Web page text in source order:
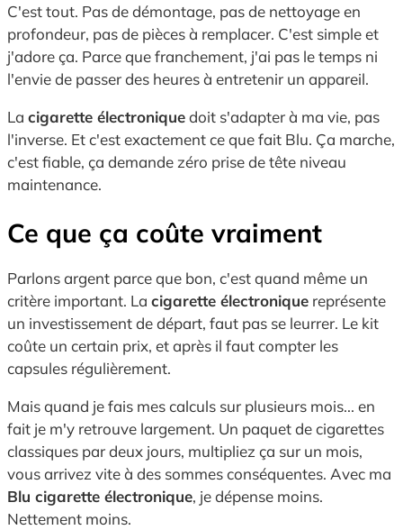
C'est tout. Pas de démontage, pas de nettoyage en
profondeur, pas de pièces à remplacer. C'est simple et
j'adore ça. Parce que franchement, j'ai pas le temps ni
l'envie de passer des heures à entretenir un appareil.
La cigarette électroniquedoit s'adapter à ma vie, pas
l'inverse. Et c'est exactement ce que fait Blu. Ça marche,
c'est fiable, ça demande zéro prise de tête niveau
maintenance.
Ce que ça coûte vraiment
Parlons argent parce que bon, c'est quand même un
critère important. La cigarette électronique représente
un investissement de départ, faut pas se leurrer. Le kit
coûte un certain prix, et après il faut compter les
capsules régulièrement.
Mais quand je fais mes calculs sur plusieurs mois... en
fait je m'y retrouve largement. Un paquet de cigarettes
classiques par deux jours, multipliez ça sur un mois,
vous arrivez vite à des sommes conséquentes. Avec ma
Blu cigarette électronique, je dépense moins.
Nettement moins.